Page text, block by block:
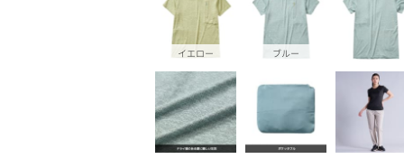
イエロー ブルー